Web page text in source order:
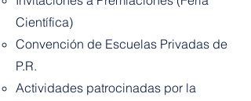
Científica)
Convención de Escuelas Privadas de
P.R.
Actividades patrocinadas por la